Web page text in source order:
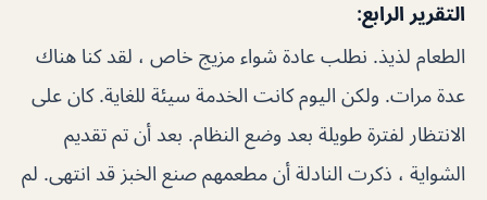
التقرير الرابع:
الطعام لذيذ. نطلب عادة شواء مزيج خاص ، لقد كنا هناك
عدة مرات. ولكن اليوم كانت الخدمة سيئة للغاية. كان على
الانتظار لفترة طويلة بعد وضع النظام. بعد أن تم تقديم
الشواية ، ذكرت النادلة أن مطعمهم صنع الخبز قد انتهى. لم